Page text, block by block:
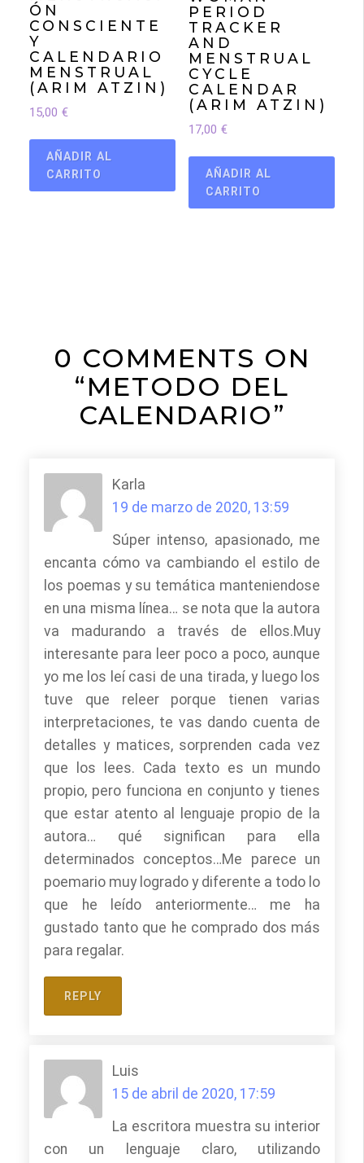
ÓN
CONSCIENTE
Y
CALENDARIO
MENSTRUAL
(ARIM ATZIN)
15,00 €
AÑADIR AL
CARRITO
PERIOD
TRACKER
AND
MENSTRUAL
CYCLE
CALENDAR
(ARIM ATZIN)
17,00 €
AÑADIR AL
CARRITO
0 COMMENTS ON
“METODO DEL
CALENDARIO”
Karla
19 de marzo de 2020, 13:59
Súper intenso, apasionado, me
encanta cómo va cambiando el estilo de
los poemas y su temática manteniendose
en una misma línea… se nota que la autora
va madurando a través de ellos.Muy
interesante para leer poco a poco, aunque
yo me los leí casi de una tirada, y luego los
tuve que releer porque tienen varias
interpretaciones, te vas dando cuenta de
detalles y matices, sorprenden cada vez
que los lees. Cada texto es un mundo
propio, pero funciona en conjunto y tienes
que estar atento al lenguaje propio de la
autora… qué significan para ella
determinados conceptos…Me parece un
poemario muy logrado y diferente a todo lo
que he leído anteriormente… me ha
gustado tanto que he comprado dos más
para regalar.
REPLY
Luis
15 de abril de 2020, 17:59
La escritora muestra su interior
con un lenguaje claro, utilizando